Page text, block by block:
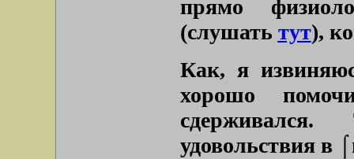
прямо
(слушать тут),
Как, я
хорошо
удовольствия в